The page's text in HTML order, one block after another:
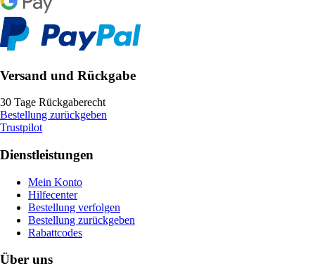
Versand und Rückgabe
30 Tage Rückgaberecht
Bestellung zurückgeben
Trustpilot
Dienstleistungen
Mein Konto
Hilfecenter
Bestellung verfolgen
Bestellung zurückgeben
Rabattcodes
Über uns